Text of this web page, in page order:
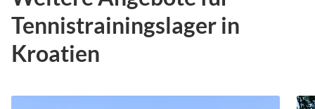
Tennistrainingslager in
Kroatien